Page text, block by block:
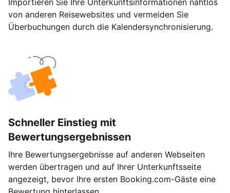
Importieren Sie Ihre Unterkunftsinformationen nahtlos
von anderen Reisewebsites und vermeiden Sie
Überbuchungen durch die Kalendersynchronisierung.
Schneller Einstieg mit
Bewertungsergebnissen
Ihre Bewertungsergebnisse auf anderen Webseiten
werden übertragen und auf Ihrer Unterkunftsseite
angezeigt, bevor Ihre ersten Booking.com-Gäste eine